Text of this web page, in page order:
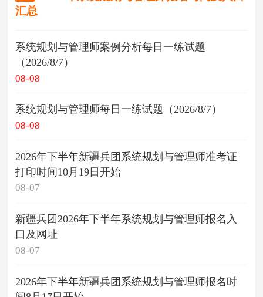
汇总
系统规划与管理师案例分析每日一练试题
（2026/8/7）
08-08
系统规划与管理师每日一练试题（2026/8/7）
08-08
2026年下半年新疆兵团系统规划与管理师准考证
打印时间10月19日开始
08-07
新疆兵团2026年下半年系统规划与管理师报名入
口及网址
08-07
2026年下半年新疆兵团系统规划与管理师报名时